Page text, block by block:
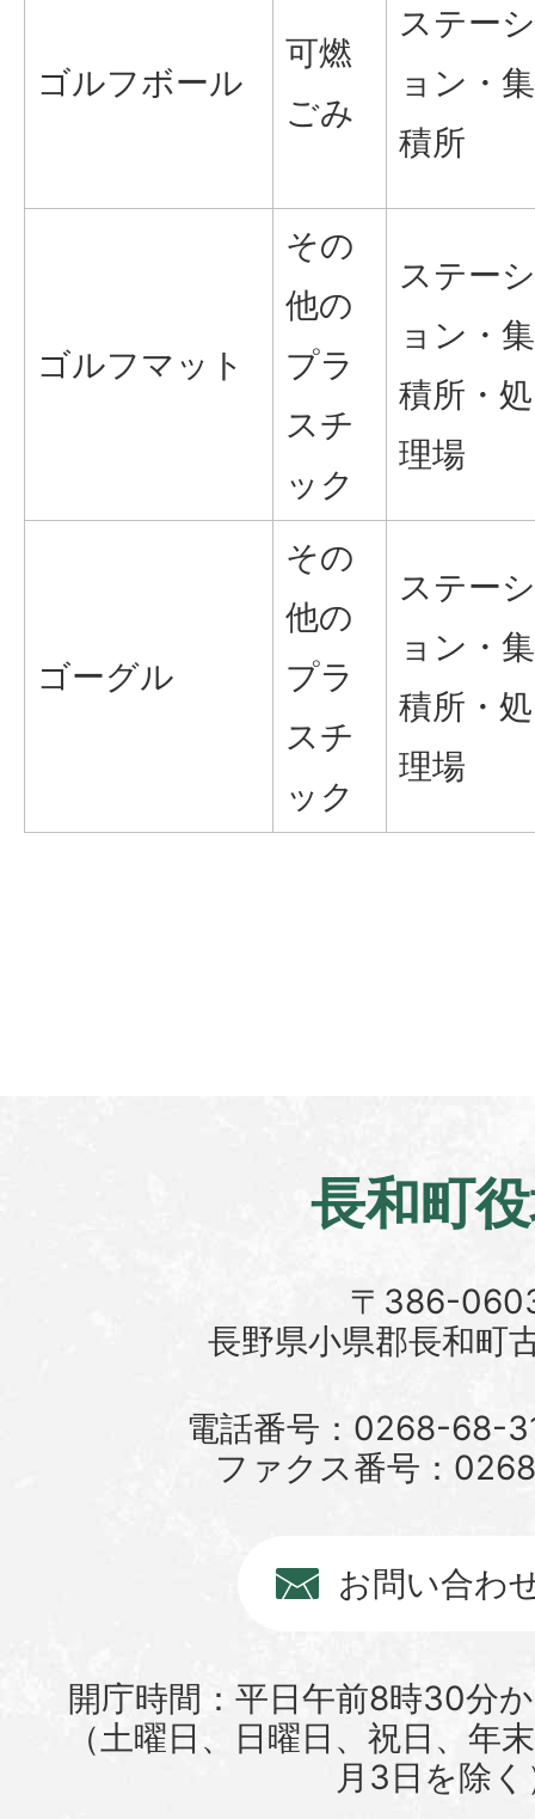
ゴルフボール
可燃
ごみ
ステーシ
ョン・集
積所
ゴルフマット
その
他の
プラ
スチ
ック
ステーシ
ョン・集
積所・処
理場
ゴーグル
その
他の
プラ
スチ
ック
ステーシ
ョン・集
積所・処
理場
長和町
〒386-
長野県小県郡長和町
電話番号：0268-68-
ファクス番号：
お問い合わ
開庁時間：平日午前8時30分
（土曜日、日曜日、祝日、年
月3日を除く